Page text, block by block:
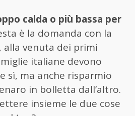
calda o più bassa per
è la domanda con la
alla venuta dei primi
italiane devono
sì, ma anche risparmio
in bolletta dall’altro.
insieme le due cose